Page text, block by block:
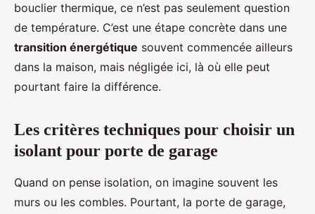
bouclier thermique, ce n’est pas seulement question
de température. C’est une étape concrète dans une
transition énergétique souvent commencée ailleurs
dans la maison, mais négligée ici, là où elle peut
pourtant faire la différence.
Les critères techniques pour choisir un
isolant pour porte de garage
Quand on pense isolation, on imagine souvent les
murs ou les combles. Pourtant, la porte de garage,